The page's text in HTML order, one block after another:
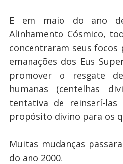
E em maio do ano
Alinhamento Cósmico,
concentraram seus focos
emanações dos Eus
promover o resgate
humanas (centelhas
tentativa de reinserí-
propósito divino para os
Muitas mudanças
do ano 2000.